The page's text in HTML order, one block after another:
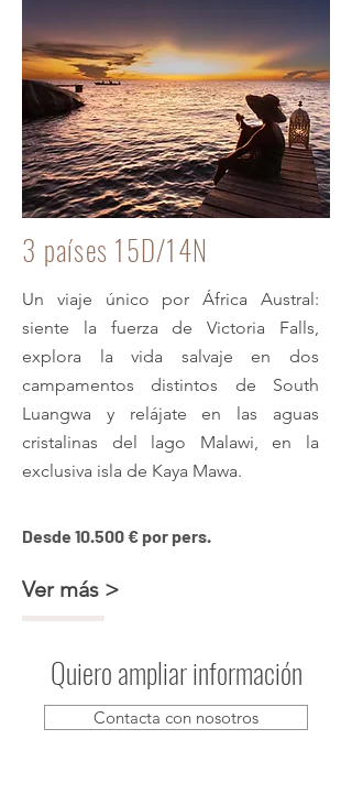
3 países 15D/14N
Un viaje único por África Austral:
siente la fuerza de Victoria Falls,
explora la vida salvaje en dos
campamentos distintos de South
Luangwa y relájate en las aguas
cristalinas del lago Malawi, en la
exclusiva isla de Kaya Mawa.
Desde 10.500 € por pers.
Ver más >
Quiero ampliar información
Contacta con nosotros